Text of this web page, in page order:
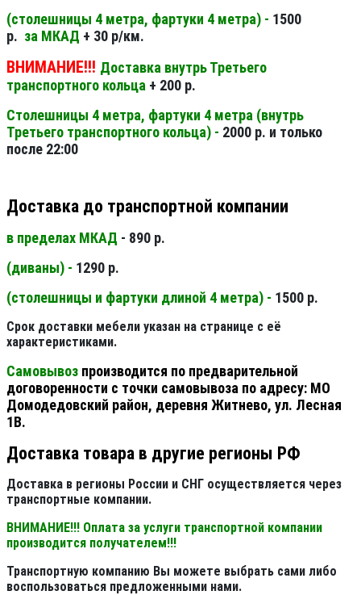
(столешницы 4 метра, фартуки 4 метра) - 1500
р. за МКАД + 30 р/км.
ВНИМАНИЕ!!! Доставка внутрь Третьего
транспортного кольца + 200 р.
Столешницы 4 метра, фартуки 4 метра (внутрь
Третьего транспортного кольца) - 2000 р. и только
после 22:00
Доставка до транспортной компании
в пределах МКАД - 890 р.
(диваны) - 1290 р.
(столешницы и фартуки длиной 4 метра) - 1500 р.
Срок доставки мебели указан на странице с её
характеристиками.
Самовывоз производится по предварительной
договоренности с точки самовывоза по адресу: МО
Домодедовский район, деревня Житнево, ул. Лесная
1В.
Доставка товара в другие регионы РФ
Доставка в регионы России и СНГ осуществляется через
транспортные компании.
ВНИМАНИЕ!!! Оплата за услуги транспортной компании
производится получателем!!!
Транспортную компанию Вы можете выбрать сами либо
воспользоваться предложенными нами.